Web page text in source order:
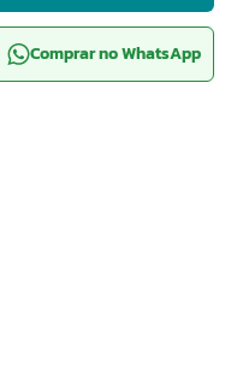
Comprar no WhatsApp